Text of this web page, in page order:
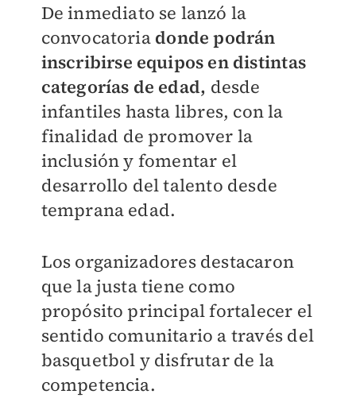
De inmediato se lanzó la
convocatoriadonde podrán
inscribirse equipos en distintas
categorías de edad, desde
infantiles hasta libres, con la
finalidad de promover la
inclusión y fomentar el
desarrollo del talento desde
temprana edad.
Los organizadores destacaron
que la justa tiene como
propósito principal fortalecer el
sentido comunitario a través del
basquetbol y disfrutar de la
competencia.